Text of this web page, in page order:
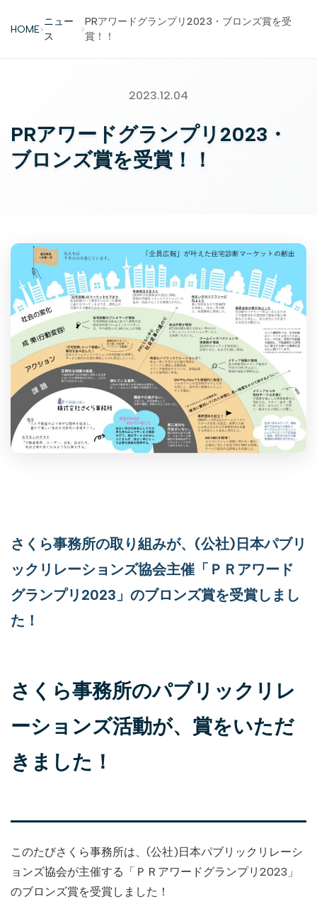
HOME>
ニュー
ス
>
PRアワードグランプリ2023・ブロンズ賞を受
賞！！
2023.12.04
PRアワードグランプリ2023・
ブロンズ賞を受賞！！
さくら事務所の取り組みが、(公社)日本パブリ
ックリレーションズ協会主催「ＰＲアワード
グランプリ2023」のブロンズ賞を受賞しまし
た！
さくら事務所のパブリックリレ
ーションズ活動が、賞をいただ
きました！
このたびさくら事務所は、(公社)日本パブリックリレーシ
ョンズ協会が主催する「ＰＲアワードグランプリ2023」
のブロンズ賞を受賞しました！